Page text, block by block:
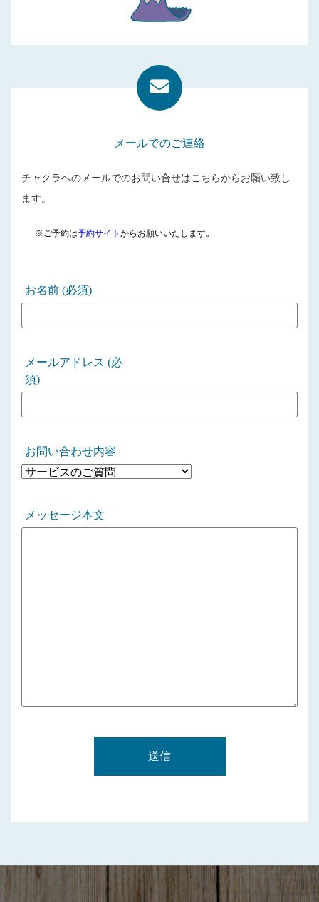
メールでのご連絡
チャクラへのメールでのお問い合せはこちらからお願い致し
ます。
※ご予約は予約サイトからお願いいたします。
お名前 (必須)
メールアドレス (必
須)
お問い合わせ内容
メッセージ本文